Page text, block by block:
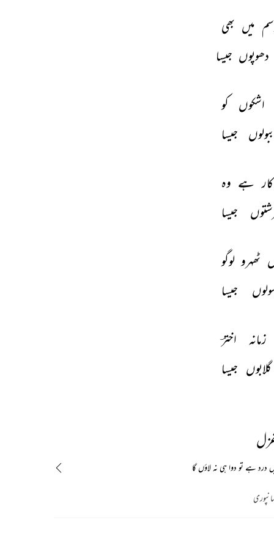
میں بھی
دھوپوں جیسا
اشکوں
کو
ببولوں
جیسا
ہے وہ
جیسا
ٹھہرو لوگو
جیسا
زمانہ
اخترؔ
گلابوں جیسا
درد ہے تو دوا ہی نہ لاؤں گا